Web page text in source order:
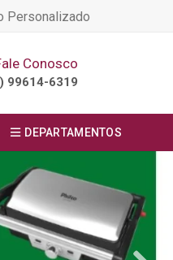
Personalizado
Conosco
99614-6319
DEPARTAMENTOS